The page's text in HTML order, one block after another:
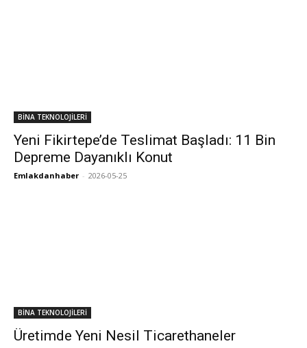
BİNA TEKNOLOJİLERİ
Yeni Fikirtepe’de Teslimat Başladı: 11 Bin
Depreme Dayanıklı Konut
Emlakdanhaber - 2026-05-25
BİNA TEKNOLOJİLERİ
Üretimde Yeni Nesil Ticarethaneler